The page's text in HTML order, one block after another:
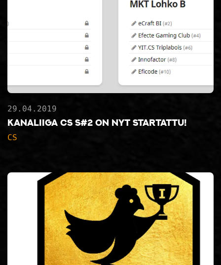
29.04.2019
Kanaliiga CS S#2 on nyt startattu!
CS